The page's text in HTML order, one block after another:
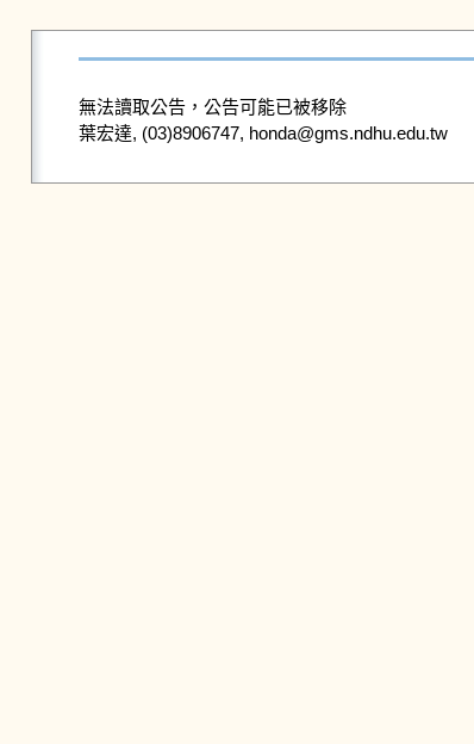
無法讀取公告，公告可能已被移除
葉宏達, (03)8906747, honda@gms.ndhu.edu.tw